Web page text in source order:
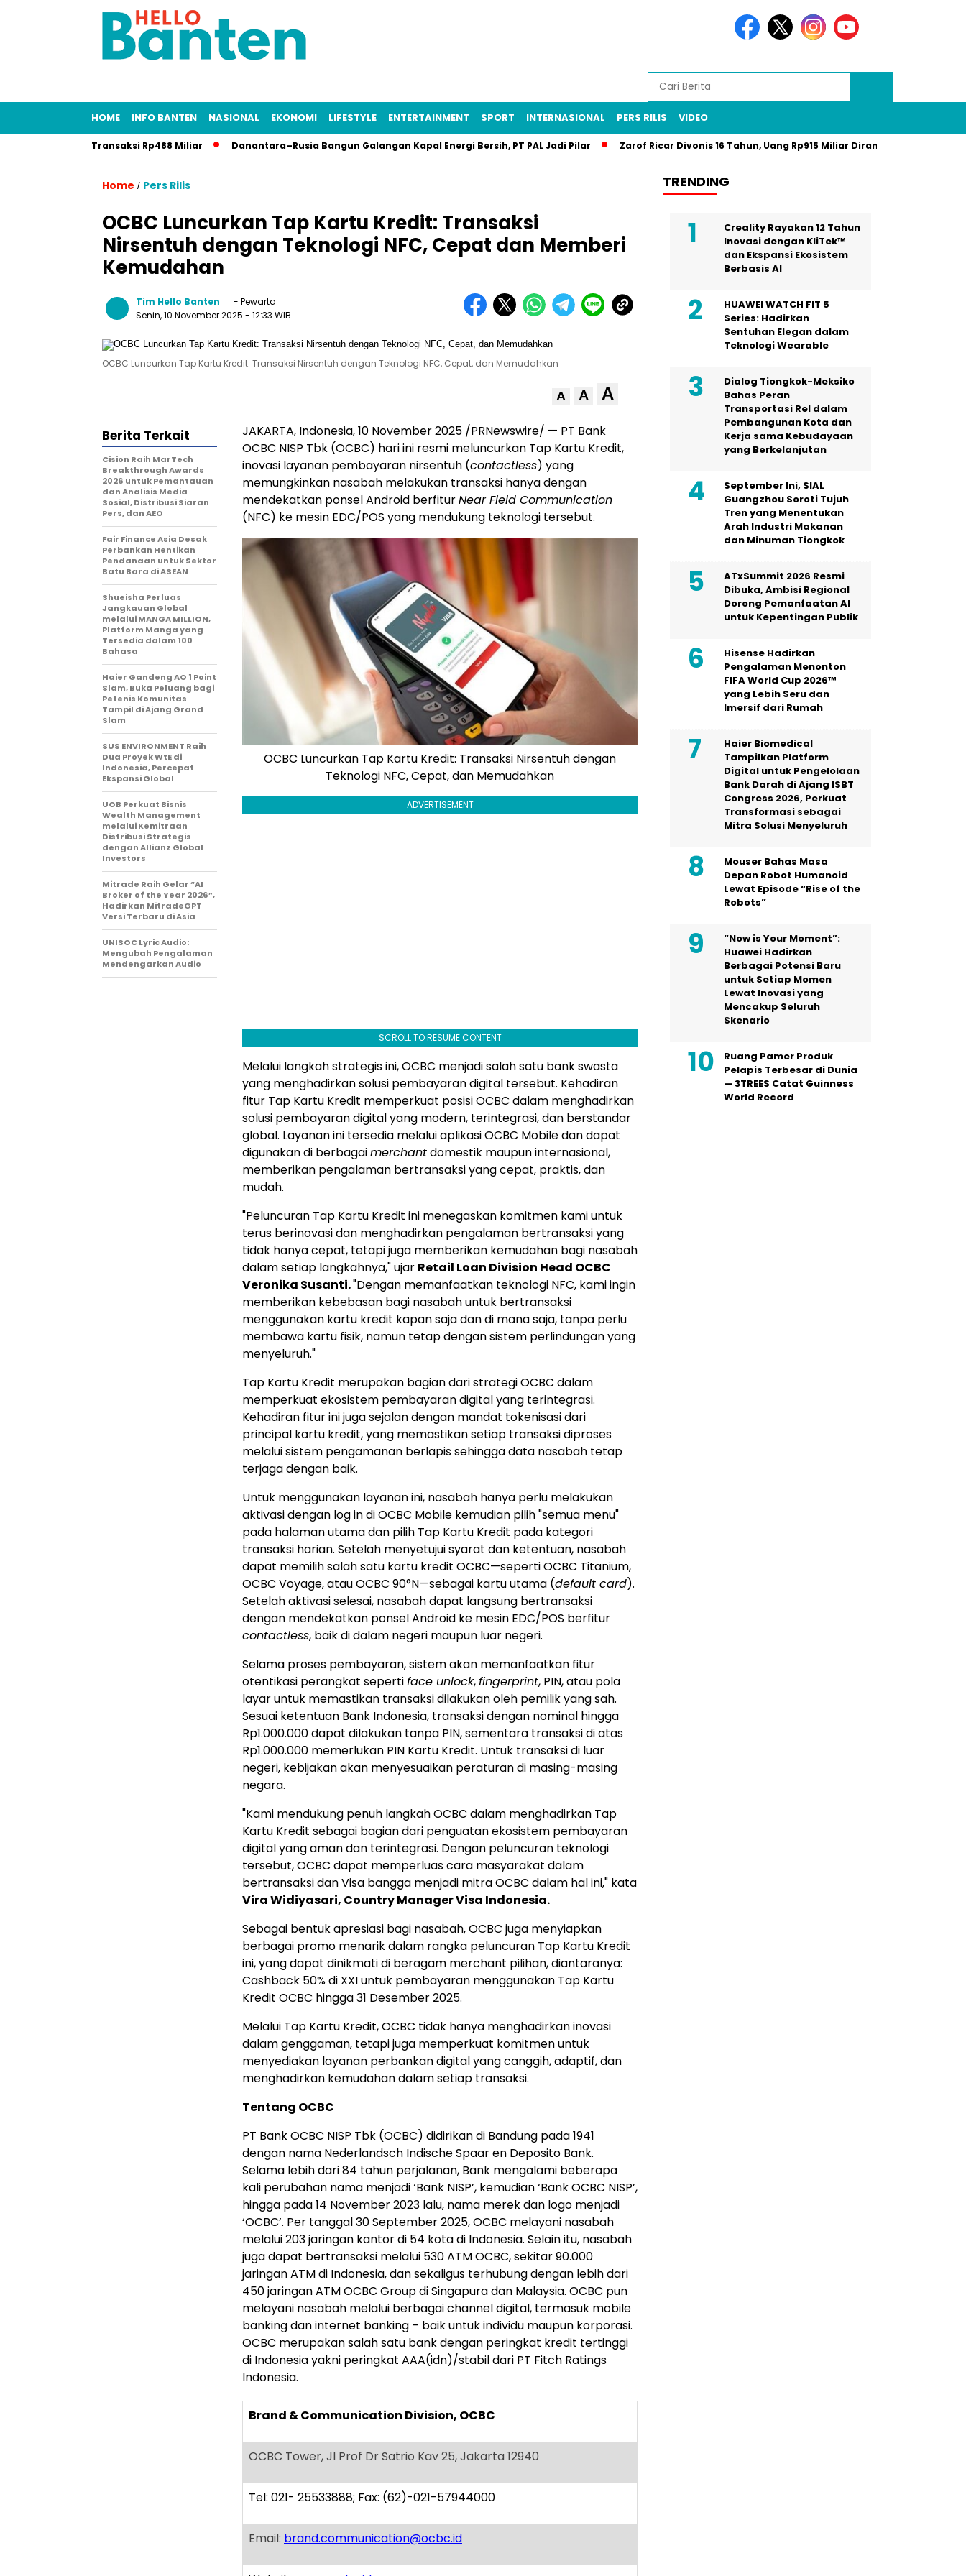
HOME INFO BANTEN NASIONAL EKONOMI LIFESTYLE ENTERTAINMENT SPORT INTERNASIONAL PERS RILIS VIDEO
Raup Transaksi Rp488 Miliar Danantara–Rusia Bangun Galangan Kapal Energi Bersih, PT PAL Jadi Pilar Zarof Ricar Divonis 16 Tahun, Uang Rp915 Miliar Dirampas Negara
Home / Pers Rilis
OCBC Luncurkan Tap Kartu Kredit: Transaksi
Nirsentuh dengan Teknologi NFC, Cepat dan Memberi
Kemudahan
Tim Hello Banten
- Pewarta
Senin, 10 November 2025 - 12:33 WIB
OCBC Luncurkan Tap Kartu Kredit: Transaksi Nirsentuh dengan Teknologi NFC, Cepat, dan Memudahkan
A A A
JAKARTA, Indonesia,10 November 2025 /PRNewswire/ — PT Bank
OCBC NISP Tbk (OCBC) hari ini resmi meluncurkan Tap Kartu Kredit,
inovasi layanan pembayaran nirsentuh (contactless) yang
memungkinkan nasabah melakukan transaksi hanya dengan
mendekatkan ponsel Android berfiturNear Field Communication
(NFC) ke mesin EDC/POS yang mendukung teknologi tersebut.
OCBC Luncurkan Tap Kartu Kredit: Transaksi Nirsentuh dengan
Teknologi NFC, Cepat, dan Memudahkan
ADVERTISEMENT
SCROLL TO RESUME CONTENT
Melalui langkah strategis ini, OCBC menjadi salah satu bank swasta
yang menghadirkan solusi pembayaran digital tersebut. Kehadiran
fitur Tap Kartu Kredit memperkuat posisi OCBC dalam menghadirkan
solusi pembayaran digital yang modern, terintegrasi, dan berstandar
global. Layanan ini tersedia melalui aplikasi OCBC Mobile dan dapat
digunakan di berbagaimerchantdomestik maupun internasional,
memberikan pengalaman bertransaksi yang cepat, praktis, dan
mudah.
"Peluncuran Tap Kartu Kredit ini menegaskan komitmen kami untuk
terus berinovasi dan menghadirkan pengalaman bertransaksi yang
tidak hanya cepat, tetapi juga memberikan kemudahan bagi nasabah
dalam setiap langkahnya," ujar Retail Loan Division Head OCBC
Veronika Susanti."Dengan memanfaatkan teknologi NFC, kami ingin
memberikan kebebasan bagi nasabah untuk bertransaksi
menggunakan kartu kredit kapan saja dan di mana saja, tanpa perlu
membawa kartu fisik, namun tetap dengan sistem perlindungan yang
menyeluruh."
Tap Kartu Kredit merupakan bagian dari strategi OCBC dalam
memperkuat ekosistem pembayaran digital yang terintegrasi.
Kehadiran fitur ini juga sejalan dengan mandat tokenisasi dari
principal kartu kredit, yang memastikan setiap transaksi diproses
melalui sistem pengamanan berlapis sehingga data nasabah tetap
terjaga dengan baik.
Untuk menggunakan layanan ini, nasabah hanya perlu melakukan
aktivasi dengan log in di OCBC Mobile kemudian pilih "semua menu"
pada halaman utama dan pilih Tap Kartu Kredit pada kategori
transaksi harian. Setelah menyetujui syarat dan ketentuan, nasabah
dapat memilih salah satu kartu kredit OCBC—seperti OCBC Titanium,
OCBC Voyage, atau OCBC 90°N—sebagai kartu utama (default card).
Setelah aktivasi selesai, nasabah dapat langsung bertransaksi
dengan mendekatkan ponsel Android ke mesin EDC/POS berfitur
contactless, baik di dalam negeri maupun luar negeri.
Selama proses pembayaran, sistem akan memanfaatkan fitur
otentikasi perangkat sepertiface unlock,fingerprint, PIN, atau pola
layar untuk memastikan transaksi dilakukan oleh pemilik yang sah.
Sesuai ketentuan Bank Indonesia, transaksi dengan nominal hingga
Rp1.000.000dapat dilakukan tanpa PIN, sementara transaksi di atas
Rp1.000.000 memerlukan PIN Kartu Kredit. Untuk transaksi di luar
negeri, kebijakan akan menyesuaikan peraturan di masing-masing
negara.
"Kami mendukung penuh langkah OCBC dalam menghadirkan Tap
Kartu Kredit sebagai bagian dari penguatan ekosistem pembayaran
digital yang aman dan terintegrasi. Dengan peluncuran teknologi
tersebut, OCBC dapat memperluas cara masyarakat dalam
bertransaksi dan Visa bangga menjadi mitra OCBC dalam hal ini," kata
Vira Widiyasari, Country Manager Visa Indonesia.
Sebagai bentuk apresiasi bagi nasabah, OCBC juga menyiapkan
berbagai promo menarik dalam rangka peluncuran Tap Kartu Kredit
ini, yang dapat dinikmati di beragam merchant pilihan, diantaranya:
Cashback 50% di XXI untuk pembayaran menggunakan Tap Kartu
Kredit OCBC hingga 31 Desember 2025.
Melalui Tap Kartu Kredit, OCBC tidak hanya menghadirkan inovasi
dalam genggaman, tetapi juga memperkuat komitmen untuk
menyediakan layanan perbankan digital yang canggih, adaptif, dan
menghadirkan kemudahan dalam setiap transaksi.
Tentang OCBC
PT Bank OCBC NISP Tbk (OCBC) didirikan di Bandung pada 1941
dengan nama Nederlandsch Indische Spaar en Deposito Bank.
Selama lebih dari 84 tahun perjalanan, Bank mengalami beberapa
kali perubahan nama menjadi ‘Bank NISP’, kemudian ‘Bank OCBC NISP’,
hingga pada14 November 2023 lalu, nama merek dan logo menjadi
‘OCBC’. Per tanggal30 September 2025, OCBC melayani nasabah
melalui 203 jaringan kantor di 54 kota di Indonesia. Selain itu, nasabah
juga dapat bertransaksi melalui 530 ATM OCBC, sekitar 90.000
jaringan ATM di Indonesia, dan sekaligus terhubung dengan lebih dari
450 jaringan ATM OCBC Group di Singapura dan Malaysia. OCBC pun
melayani nasabah melalui berbagai channel digital, termasuk mobile
banking dan internet banking – baik untuk individu maupun korporasi.
OCBC merupakan salah satu bank dengan peringkat kredit tertinggi
di Indonesiayakni peringkat AAA(idn)/stabil dari PT Fitch Ratings
Indonesia.
Brand & Communication Division, OCBC
OCBC Tower, Jl Prof Dr Satrio Kav 25, Jakarta 12940
Tel: 021- 25533888; Fax: (62)-021-57944000
Email: brand.communication@ocbc.id
Berita Terkait
Cision Raih MarTech
Breakthrough Awards
2026 untuk Pemantauan
dan Analisis Media
Sosial, Distribusi Siaran
Pers, dan AEO
Fair Finance Asia Desak
Perbankan Hentikan
Pendanaan untuk Sektor
Batu Bara di ASEAN
Shueisha Perluas
Jangkauan Global
melalui MANGA MILLION,
Platform Manga yang
Tersedia dalam 100
Bahasa
Haier Gandeng AO 1 Point
Slam, Buka Peluang bagi
Petenis Komunitas
Tampil di Ajang Grand
Slam
SUS ENVIRONMENT Raih
Dua Proyek WtE di
Indonesia, Percepat
Ekspansi Global
UOB Perkuat Bisnis
Wealth Management
melalui Kemitraan
Distribusi Strategis
dengan Allianz Global
Investors
Mitrade Raih Gelar “AI
Broker of the Year 2026”,
Hadirkan MitradeGPT
Versi Terbaru di Asia
UNISOC Lyric Audio:
Mengubah Pengalaman
Mendengarkan Audio
TRENDING
Creality Rayakan 12 Tahun
Inovasi dengan KliTek™
dan Ekspansi Ekosistem
Berbasis AI
HUAWEI WATCH FIT 5
Series: Hadirkan
Sentuhan Elegan dalam
Teknologi Wearable
Dialog Tiongkok-Meksiko
Bahas Peran
Transportasi Rel dalam
Pembangunan Kota dan
Kerja sama Kebudayaan
yang Berkelanjutan
September Ini, SIAL
Guangzhou Soroti Tujuh
Tren yang Menentukan
Arah Industri Makanan
dan Minuman Tiongkok
ATxSummit 2026 Resmi
Dibuka, Ambisi Regional
Dorong Pemanfaatan AI
untuk Kepentingan Publik
Hisense Hadirkan
Pengalaman Menonton
FIFA World Cup 2026™
yang Lebih Seru dan
Imersif dari Rumah
Haier Biomedical
Tampilkan Platform
Digital untuk Pengelolaan
Bank Darah di Ajang ISBT
Congress 2026, Perkuat
Transformasi sebagai
Mitra Solusi Menyeluruh
Mouser Bahas Masa
Depan Robot Humanoid
Lewat Episode “Rise of the
Robots”
“Now is Your Moment”:
Huawei Hadirkan
Berbagai Potensi Baru
untuk Setiap Momen
Lewat Inovasi yang
Mencakup Seluruh
Skenario
Ruang Pamer Produk
Pelapis Terbesar di Dunia
— 3TREES Catat Guinness
World Record